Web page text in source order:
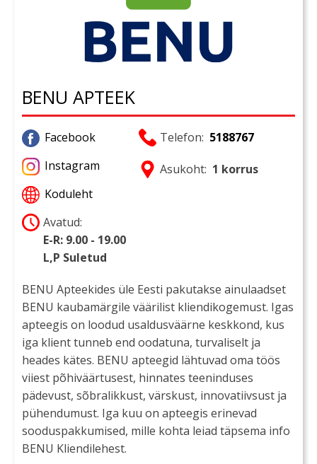
BENU APTEEK
Facebook
Instagram
Koduleht
Telefon: 5188767
Asukoht: 1 korrus
Avatud:
E-R: 9.00 - 19.00
L,P Suletud
BENU Apteekides üle Eesti pakutakse ainulaadset
BENU kaubamärgile väärilist kliendikogemust. Igas
apteegis on loodud usaldusväärne keskkond, kus
iga klient tunneb end oodatuna, turvaliselt ja
heades kätes. BENU apteegid lähtuvad oma töös
viiest põhiväärtusest, hinnates teeninduses
pädevust, sõbralikkust, värskust, innovatiivsust ja
pühendumust. Iga kuu on apteegis erinevad
sooduspakkumised, mille kohta leiad täpsema info
BENU Kliendilehest.